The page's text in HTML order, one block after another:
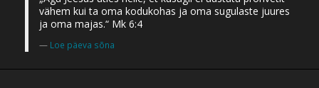
vähem kui ta oma kodukohas ja oma sugulaste juures
ja oma majas.“ Mk 6:4
Loe päeva sõna